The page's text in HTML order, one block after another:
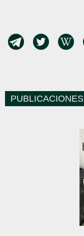
PUBLICACIONES